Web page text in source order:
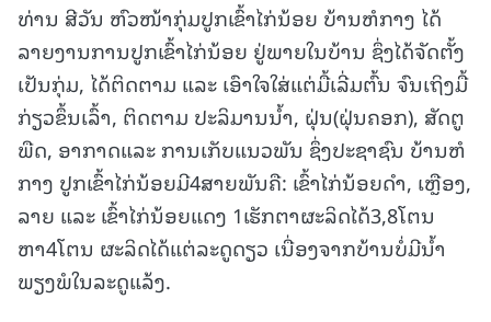
ທ່ານ ສີວັນ ຫົວໜ້າກຸ່ມປູກເຂົ້າໄກ່ນ້ອຍ ບ້ານຫໍກາງ ໄດ້
ລາຍງານການປູກເຂົ້າໄກ່ນ້ອຍ ຢູ່ພາຍໃນບ້ານ ຊຶ່ງໄດ້ຈັດຕັ້ງ
ເປັນກຸ່ມ, ໄດ້ຕິດຕາມ ແລະ ເອົາໃຈໃສ່ແຕ່ມື້ເລີ່ມຕົ້ນ ຈົນເຖິງມື້
ກ່ຽວຂຶ້ນເລົ້າ, ຕິດຕາມ ປະລິມານນ້ຳ, ຝຸ່ນ(ຝຸ່ນຄອກ), ສັດຕູ
ພືດ, ອາກາດແລະ ການເກັບແນວພັນ ຊຶ່ງປະຊາຊົນ ບ້ານຫໍ
ກາງ ປູກເຂົ້າໄກ່ນ້ອຍມີ4ສາຍພັນຄື: ເຂົ້າໄກ່ນ້ອຍດຳ, ເຫຼືອງ,
ລາຍ ແລະ ເຂົ້າໄກ່ນ້ອຍແດງ 1ເຮັກຕາຜະລິດໄດ້3,8ໂຕນ
ຫາ4ໂຕນ ຜະລິດໄດ້ແຕ່ລະດູດຽວ ເນື່ອງຈາກບ້ານບໍ່ມີນໍ້າ
ພຽງພໍໃນລະດູແລ້ງ.